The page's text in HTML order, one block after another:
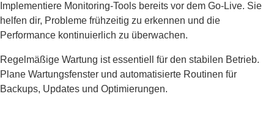
Implementiere Monitoring-Tools bereits vor dem Go-Live. Sie
helfen dir, Probleme frühzeitig zu erkennen und die
Performance kontinuierlich zu überwachen.
Regelmäßige Wartung ist essentiell für den stabilen Betrieb.
Plane Wartungsfenster und automatisierte Routinen für
Backups, Updates und Optimierungen.